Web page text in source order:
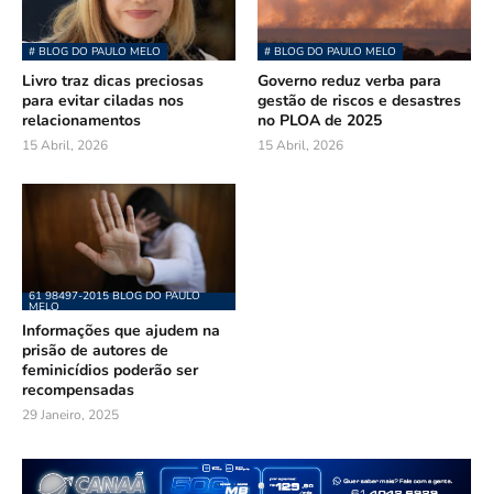
# BLOG DO PAULO MELO
Livro traz dicas preciosas
para evitar ciladas nos
relacionamentos
15 Abril, 2026
# BLOG DO PAULO MELO
Governo reduz verba para
gestão de riscos e desastres
no PLOA de 2025
15 Abril, 2026
61 98497-2015 BLOG DO PAULO
MELO
Informações que ajudem na
prisão de autores de
feminicídios poderão ser
recompensadas
29 Janeiro, 2025